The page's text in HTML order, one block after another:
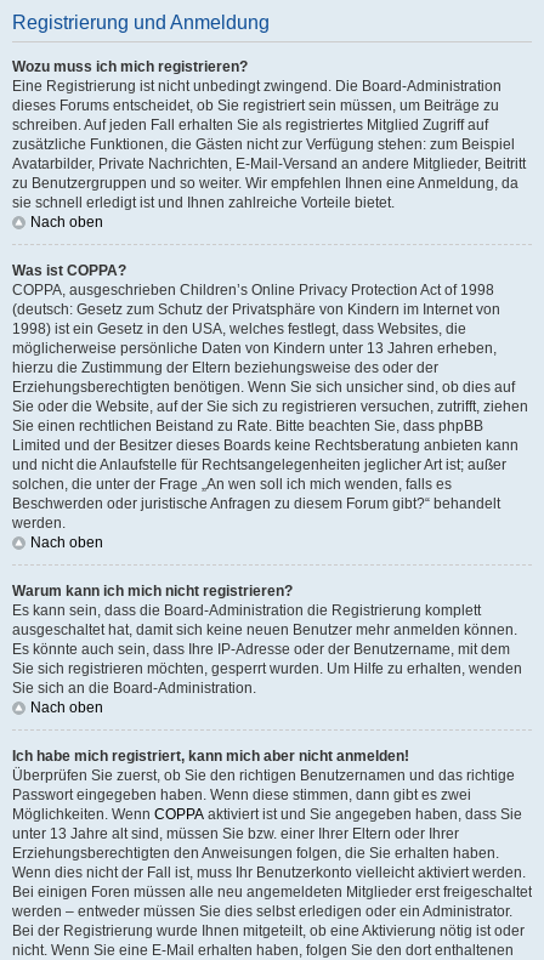
Registrierung und Anmeldung
Wozu muss ich mich registrieren?
Eine Registrierung ist nicht unbedingt zwingend. Die Board-Administration
dieses Forums entscheidet, ob Sie registriert sein müssen, um Beiträge zu
schreiben. Auf jeden Fall erhalten Sie als registriertes Mitglied Zugriff auf
zusätzliche Funktionen, die Gästen nicht zur Verfügung stehen: zum Beispiel
Avatarbilder, Private Nachrichten, E-Mail-Versand an andere Mitglieder, Beitritt
zu Benutzergruppen und so weiter. Wir empfehlen Ihnen eine Anmeldung, da
sie schnell erledigt ist und Ihnen zahlreiche Vorteile bietet.
Nach oben
Was ist COPPA?
COPPA, ausgeschrieben Children’s Online Privacy Protection Act of 1998
(deutsch: Gesetz zum Schutz der Privatsphäre von Kindern im Internet von
1998) ist ein Gesetz in den USA, welches festlegt, dass Websites, die
möglicherweise persönliche Daten von Kindern unter 13 Jahren erheben,
hierzu die Zustimmung der Eltern beziehungsweise des oder der
Erziehungsberechtigten benötigen. Wenn Sie sich unsicher sind, ob dies auf
Sie oder die Website, auf der Sie sich zu registrieren versuchen, zutrifft, ziehen
Sie einen rechtlichen Beistand zu Rate. Bitte beachten Sie, dass phpBB
Limited und der Besitzer dieses Boards keine Rechtsberatung anbieten kann
und nicht die Anlaufstelle für Rechtsangelegenheiten jeglicher Art ist; außer
solchen, die unter der Frage „An wen soll ich mich wenden, falls es
Beschwerden oder juristische Anfragen zu diesem Forum gibt?“ behandelt
werden.
Nach oben
Warum kann ich mich nicht registrieren?
Es kann sein, dass die Board-Administration die Registrierung komplett
ausgeschaltet hat, damit sich keine neuen Benutzer mehr anmelden können.
Es könnte auch sein, dass Ihre IP-Adresse oder der Benutzername, mit dem
Sie sich registrieren möchten, gesperrt wurden. Um Hilfe zu erhalten, wenden
Sie sich an die Board-Administration.
Nach oben
Ich habe mich registriert, kann mich aber nicht anmelden!
Überprüfen Sie zuerst, ob Sie den richtigen Benutzernamen und das richtige
Passwort eingegeben haben. Wenn diese stimmen, dann gibt es zwei
Möglichkeiten. Wenn COPPA aktiviert ist und Sie angegeben haben, dass Sie
unter 13 Jahre alt sind, müssen Sie bzw. einer Ihrer Eltern oder Ihrer
Erziehungsberechtigten den Anweisungen folgen, die Sie erhalten haben.
Wenn dies nicht der Fall ist, muss Ihr Benutzerkonto vielleicht aktiviert werden.
Bei einigen Foren müssen alle neu angemeldeten Mitglieder erst freigeschaltet
werden – entweder müssen Sie dies selbst erledigen oder ein Administrator.
Bei der Registrierung wurde Ihnen mitgeteilt, ob eine Aktivierung nötig ist oder
nicht. Wenn Sie eine E-Mail erhalten haben, folgen Sie den dort enthaltenen